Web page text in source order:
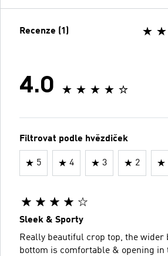
Recenze (1)
4.0
Filtrovat podle hvězdiček
5 4 3 2
Sleek & Sporty
Really beautiful crop top, the wider
bottom is comfortable & opening in